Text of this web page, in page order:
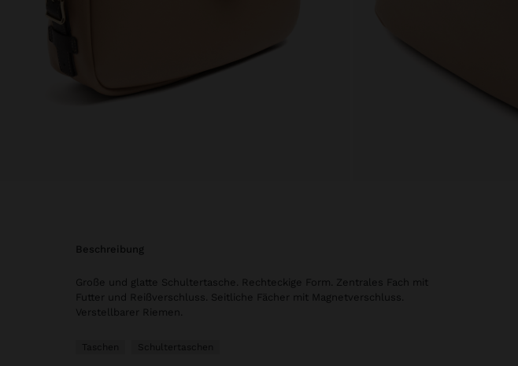
beschreibung
Große und glatte Schultertasche. Rechteckige Form. Zentrales Fach mit
Futter und Reißverschluss. Seitliche Fächer mit Magnetverschluss.
Verstellbarer Riemen.
Taschen Schultertaschen